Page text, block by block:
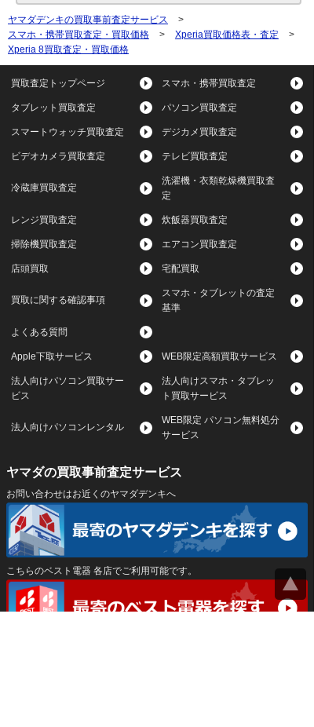
ヤマダデンキの買取事前査定サービス
>
スマホ・携帯買取査定・買取価格
> Xperia買取価格表・査定
>
Xperia 8買取査定・買取価格
買取査定トップページ スマホ・携帯買取査定
タブレット買取査定 パソコン買取査定
スマートウォッチ買取査定 デジカメ買取査定
ビデオカメラ買取査定 テレビ買取査定
冷蔵庫買取査定
洗濯機・衣類乾燥機買取査
定
レンジ買取査定 炊飯器買取査定
掃除機買取査定 エアコン買取査定
店頭買取 宅配買取
買取に関する確認事項
スマホ・タブレットの査定
基準
よくある質問
Apple下取サービス WEB限定高額買取サービス
法人向けパソコン買取サー
ビス
法人向けスマホ・タブレッ
ト買取サービス
法人向けパソコンレンタル
WEB限定 パソコン無料処分
サービス
ヤマダの買取事前査定サービス
お問い合わせはお近くのヤマダデンキへ
こちらのベスト電器 各店でご利用可能です。